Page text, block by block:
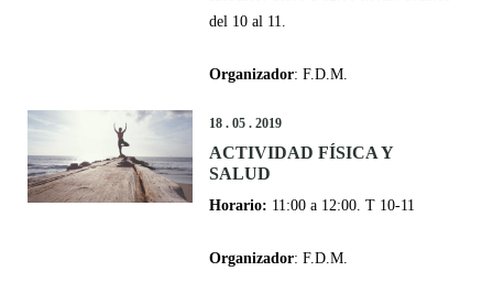
del 10 al 11.
Organizador: F.D.M.
18 . 05 . 2019
ACTIVIDAD FÍSICA Y
SALUD
Horario: 11:00 a 12:00. T 10-11
Organizador: F.D.M.